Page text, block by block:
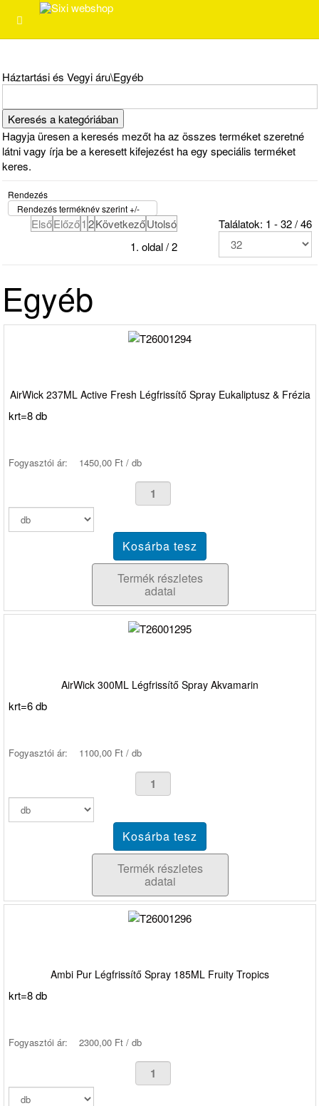
Háztartási és Vegyi áru\Egyéb
Hagyja üresen a keresés mezőt ha az összes terméket szeretné
látni vagy írja be a keresett kifejezést ha egy speciális terméket
keres.
Rendezés
Rendezés terméknév szerint +/-
ElsőElőző12KövetkezőUtolsó
1. oldal / 2
Találatok: 1 - 32 / 46
Egyéb
AirWick 237ML Active Fresh Légfrissítő Spray Eukaliptusz & Frézia
krt=8 db
Fogyasztói ár: 1450,00 Ft / db
Termék részletes
adatai
AirWick 300ML Légfrissítő Spray Akvamarin
krt=6 db
Fogyasztói ár: 1100,00 Ft / db
Termék részletes
adatai
Ambi Pur Légfrissítő Spray 185ML Fruity Tropics
krt=8 db
Fogyasztói ár: 2300,00 Ft / db